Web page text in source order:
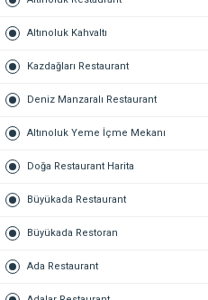
Altınoluk Kahvaltı
Kazdağları Restaurant
Deniz Manzaralı Restaurant
Altınoluk Yeme İçme Mekanı
Doğa Restaurant Harita
Büyükada Restaurant
Büyükada Restoran
Ada Restaurant